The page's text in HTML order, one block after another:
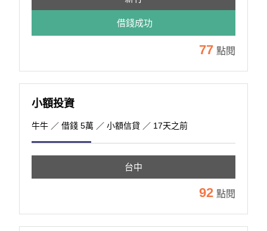
借錢成功
77 點閱
小額投資
牛牛 ／ 借錢 5萬 ／ 小額信貸 ／ 17天之前
台中
92 點閱